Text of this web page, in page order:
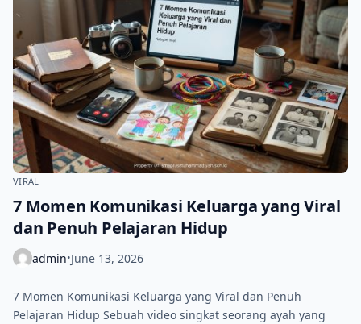
VIRAL
7 Momen Komunikasi Keluarga yang Viral
dan Penuh Pelajaran Hidup
admin•June 13, 2026
7 Momen Komunikasi Keluarga yang Viral dan Penuh
Pelajaran Hidup Sebuah video singkat seorang ayah yang